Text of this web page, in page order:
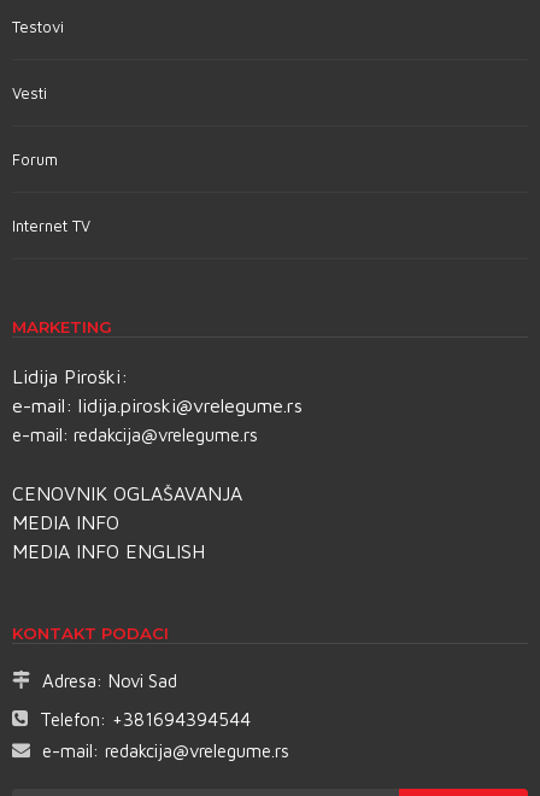
Testovi
Vesti
Forum
Internet TV
MARKETING
Lidija Piroški:
e-mail: lidija.piroski@vrelegume.rs
e-mail: redakcija@vrelegume.rs
CENOVNIK OGLAŠAVANJA
MEDIA INFO
MEDIA INFO ENGLISH
KONTAKT PODACI
Adresa: Novi Sad
Telefon: +381694394544
e-mail: redakcija@vrelegume.rs